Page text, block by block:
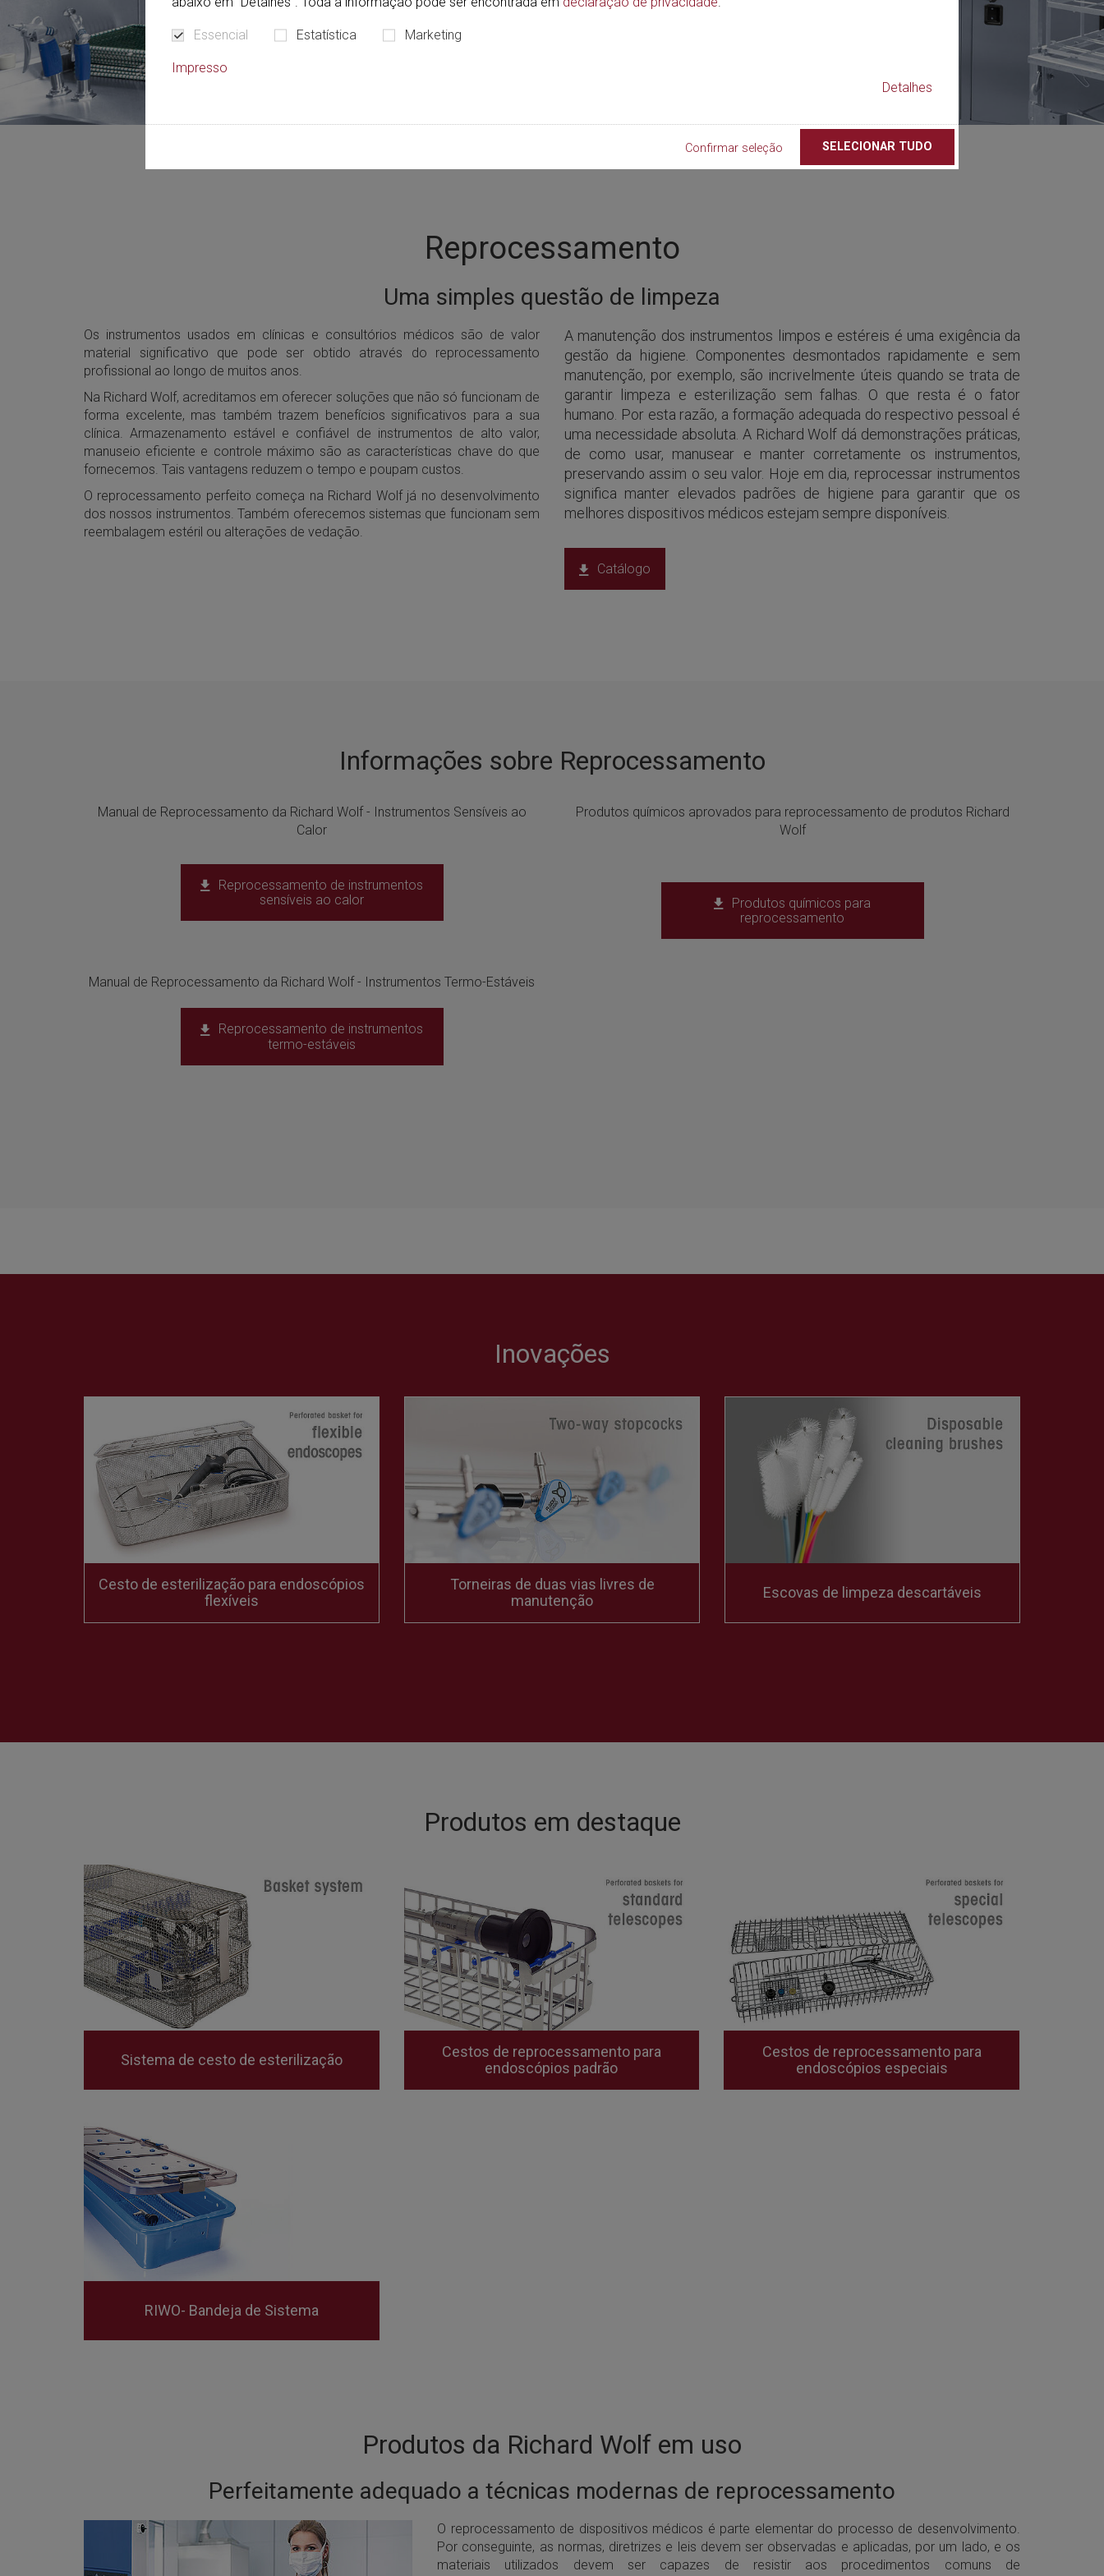
Essencial Estatística Marketing
Impresso
Detalhes
Confirmar seleção SELECIONAR TUDO
Reprocessamento
Uma simples questão de limpeza
Os instrumentos usados em clínicas e consultórios médicos são de valor
material significativo que pode ser obtido através do reprocessamento
profissional ao longo de muitos anos.
Na Richard Wolf, acreditamos em oferecer soluções que não só funcionam de
forma excelente, mas também trazem benefícios significativos para a sua
clínica. Armazenamento estável e confiável de instrumentos de alto valor,
manuseio eficiente e controle máximo são as características chave do que
fornecemos. Tais vantagens reduzem o tempo e poupam custos.
O reprocessamento perfeito começa na Richard Wolf já no desenvolvimento
dos nossos instrumentos. Também oferecemos sistemas que funcionam sem
reembalagem estéril ou alterações de vedação.
A manutenção dos instrumentos limpos e estéreis é uma exigência da
gestão da higiene. Componentes desmontados rapidamente e sem
manutenção, por exemplo, são incrivelmente úteis quando se trata de
garantir limpeza e esterilização sem falhas. O que resta é o fator
humano. Por esta razão, a formação adequada do respectivo pessoal é
uma necessidade absoluta. A Richard Wolf dá demonstrações práticas,
de como usar, manusear e manter corretamente os instrumentos,
preservando assim o seu valor. Hoje em dia, reprocessar instrumentos
significa manter elevados padrões de higiene para garantir que os
melhores dispositivos médicos estejam sempre disponíveis.
Catálogo
Informações sobre Reprocessamento
Manual de Reprocessamento da Richard Wolf - Instrumentos Sensíveis ao
Calor
Reprocessamento de instrumentos
sensíveis ao calor
Manual de Reprocessamento da Richard Wolf - Instrumentos Termo-Estáveis
Reprocessamento de instrumentos
termo-estáveis
Produtos químicos aprovados para reprocessamento de produtos Richard
Wolf
Produtos químicos para
reprocessamento
Inovações
Cesto de esterilização para endoscópios
flexíveis
Torneiras de duas vias livres de
manutenção
Escovas de limpeza descartáveis
Produtos em destaque
Sistema de cesto de esterilização
Cestos de reprocessamento para
endoscópios padrão
Cestos de reprocessamento para
endoscópios especiais
RIWO- Bandeja de Sistema
Produtos da Richard Wolf em uso
Perfeitamente adequado a técnicas modernas de reprocessamento
O reprocessamento de dispositivos médicos é parte elementar do processo de desenvolvimento.
Por conseguinte, as normas, diretrizes e leis devem ser observadas e aplicadas, por um lado, e os
materiais utilizados devem ser capazes de resistir aos procedimentos comuns de